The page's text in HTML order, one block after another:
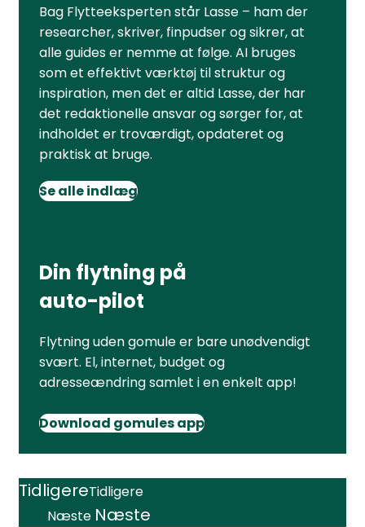
Bag Flytteeksperten står Lasse – ham der
researcher, skriver, finpudser og sikrer, at
alle guides er nemme at følge. AI bruges
som et effektivt værktøj til struktur og
inspiration, men det er altid Lasse, der har
det redaktionelle ansvar og sørger for, at
indholdet er troværdigt, opdateret og
praktisk at bruge.
Se alle indlæg
Din flytning på
auto-pilot
Flytning uden gomule er bare unødvendigt
svært. El, internet, budget og
adresseændring samlet i en enkelt app!
Download gomules app
TidligereTidligere
Næste Næste